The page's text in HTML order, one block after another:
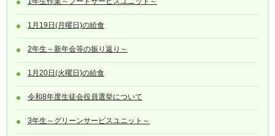
1月19日(月曜日)の給食
2年生～新年会等の振り返り～
1月20日(火曜日)の給食
令和8年度生徒会役員選挙について
3年生～グリーンサービスユニット～